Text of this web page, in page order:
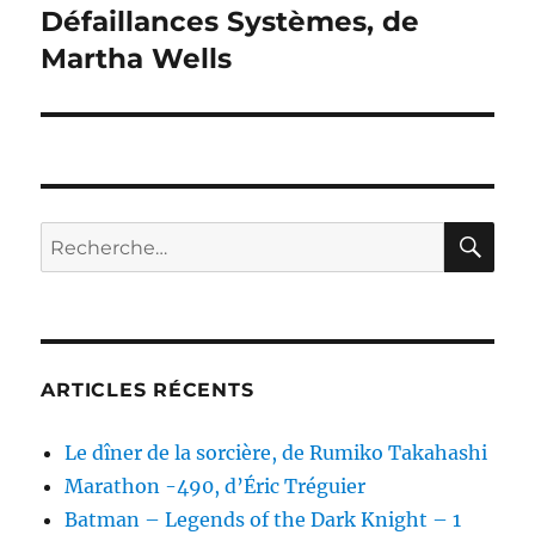
Publication
suivante :
Défaillances Systèmes, de
Martha Wells
Recherche
pour :
ARTICLES RÉCENTS
Le dîner de la sorcière, de Rumiko Takahashi
Marathon -490, d’Éric Tréguier
Batman – Legends of the Dark Knight – 1